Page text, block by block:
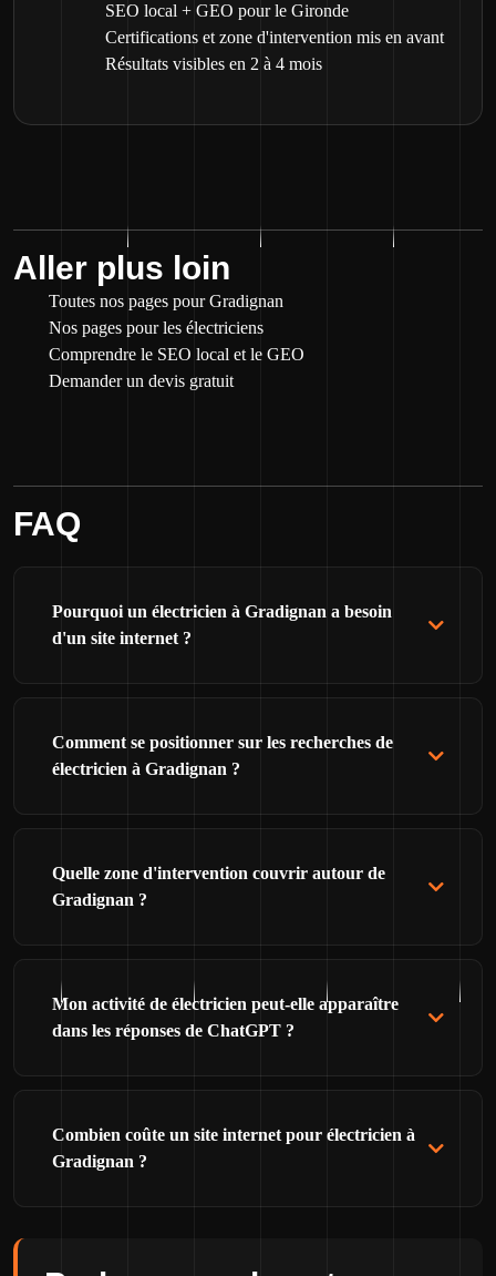
SEO local + GEO pour le Gironde
Certifications et zone d'intervention mis en avant
Résultats visibles en 2 à 4 mois
Aller plus loin
Toutes nos pages pour Gradignan
Nos pages pour les électriciens
Comprendre le SEO local et le GEO
Demander un devis gratuit
FAQ
Pourquoi un électricien à Gradignan a besoin
d'un site internet ?
Comment se positionner sur les recherches de
électricien à Gradignan ?
Quelle zone d'intervention couvrir autour de
Gradignan ?
Mon activité de électricien peut-elle apparaître
dans les réponses de ChatGPT ?
Combien coûte un site internet pour électricien à
Gradignan ?